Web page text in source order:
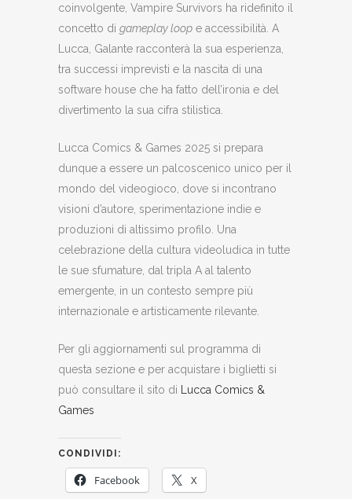
coinvolgente, Vampire Survivors ha ridefinito il
concetto di gameplay loop e accessibilità. A
Lucca, Galante racconterà la sua esperienza,
tra successi imprevisti e la nascita di una
software house che ha fatto dell’ironia e del
divertimento la sua cifra stilistica.
Lucca Comics & Games 2025 si prepara
dunque a essere un palcoscenico unico per il
mondo del videogioco, dove si incontrano
visioni d’autore, sperimentazione indie e
produzioni di altissimo profilo. Una
celebrazione della cultura videoludica in tutte
le sue sfumature, dal tripla A al talento
emergente, in un contesto sempre più
internazionale e artisticamente rilevante.
Per gli aggiornamenti sul programma di
questa sezione e per acquistare i biglietti si
può consultare il sito di Lucca Comics &
Games
CONDIVIDI:
Facebook X